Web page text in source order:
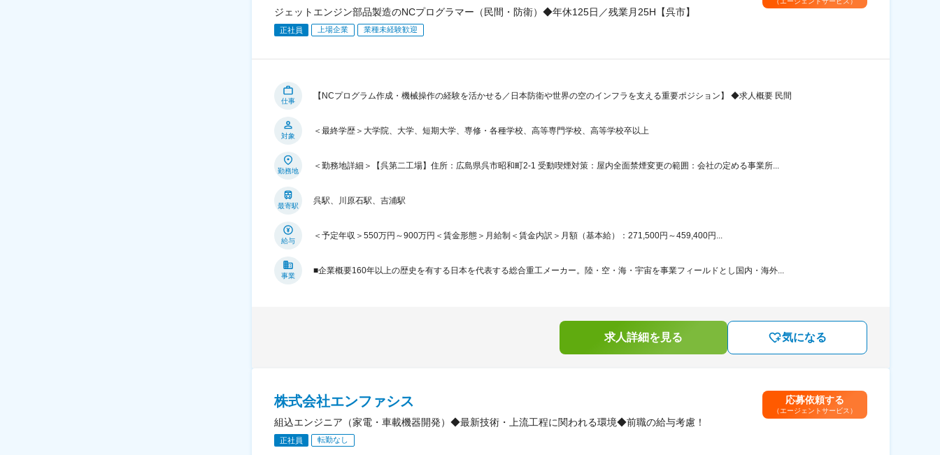
ジェットエンジン部品製造のNCプログラマー（民間・防衛）◆年休125日／残業月25H【呉市】
正社員 上場企業 業種未経験歓迎
仕事
【NCプログラム作成・機械操作の経験を活かせる／日本防衛や世界の空のインフラを支える重要ポジション】 ◆求人概要 民間
対象
＜最終学歴＞大学院、大学、短期大学、専修・各種学校、高等専門学校、高等学校卒以上
勤務地
＜勤務地詳細＞【呉第二工場】住所：広島県呉市昭和町2-1 受動喫煙対策：屋内全面禁煙変更の範囲：会社の定める事業所...
最寄駅
呉駅、川原石駅、吉浦駅
給与
＜予定年収＞550万円～900万円＜賃金形態＞月給制＜賃金内訳＞月額（基本給）：271,500円～459,400円...
事業
■企業概要160年以上の歴史を有する日本を代表する総合重工メーカー。陸・空・海・宇宙を事業フィールドとし国内・海外...
求人詳細を見る 気になる
株式会社エンファシス
組込エンジニア（家電・車載機器開発）◆最新技術・上流工程に関われる環境◆前職の給与考慮！
正社員 転勤なし
応募依頼する
（エージェントサービス）